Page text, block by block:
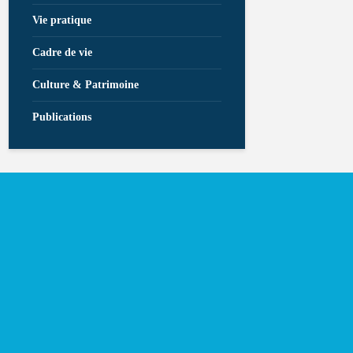
Vie pratique
Cadre de vie
Culture & Patrimoine
Publications